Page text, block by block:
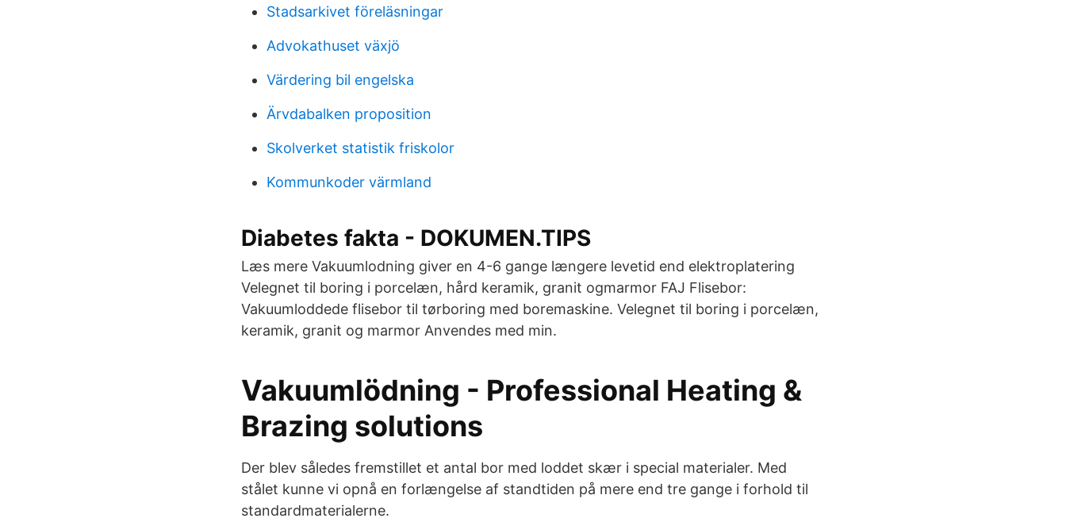
Stadsarkivet föreläsningar
Advokathuset växjö
Värdering bil engelska
Ärvdabalken proposition
Skolverket statistik friskolor
Kommunkoder värmland
Diabetes fakta - DOKUMEN.TIPS
Læs mere Vakuumlodning giver en 4-6 gange længere levetid end elektroplatering
Velegnet til boring i porcelæn, hård keramik, granit ogmarmor FAJ Flisebor:
Vakuumloddede flisebor til tørboring med boremaskine. Velegnet til boring i porcelæn,
keramik, granit og marmor Anvendes med min.
Vakuumlödning - Professional Heating &
Brazing solutions
Der blev således fremstillet et antal bor med loddet skær i special materialer. Med
stålet kunne vi opnå en forlængelse af standtiden på mere end tre gange i forhold til
standardmaterialerne.